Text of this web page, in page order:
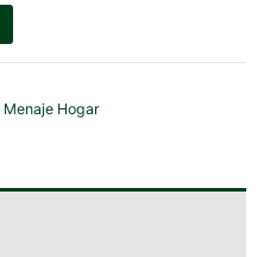
Menaje Hogar